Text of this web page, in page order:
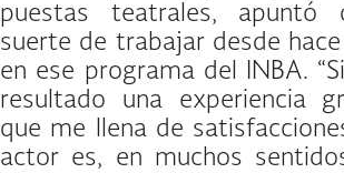
puestas teatrales,
suerte de trabajar desde
en ese programa del INBA.
resultado una experiencia
que me llena de
actor es, en muchos